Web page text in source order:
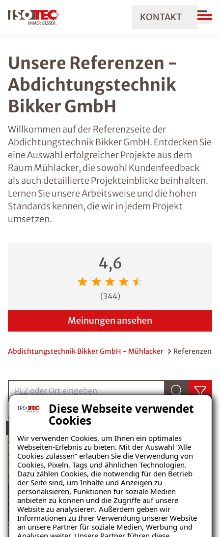
Diese Webseite verwendet
Cookies
Wir verwenden Cookies, um Ihnen ein optimales
Webseiten-Erlebnis zu bieten. Mit der Auswahl “Alle
Cookies zulassen” erlauben Sie die Verwendung von
Cookies, Pixeln, Tags und ähnlichen Technologien.
Dazu zählen Cookies, die notwendig für den Betrieb
der Seite sind, um Inhalte und Anzeigen zu
personalisieren, Funktionen für soziale Medien
anbieten zu können und die Zugriffe auf unsere
Website zu analysieren. Außerdem geben wir
Informationen zu Ihrer Verwendung unserer Website
an unsere Partner für soziale Medien, Werbung und
KONTAKT
Unsere Referenzen -
Abdichtungstechnik
Bikker GmbH
Willkommen auf der Referenzseite der
Abdichtungstechnik Bikker GmbH. Entdecken Sie
eine Auswahl erfolgreicher Projekte aus dem
Raum Mühlacker, die sowohl Kundenfeedback
als auch detaillierte Projekteinblicke beinhalten.
Lernen Sie unsere Arbeitsweise und die hohen
Standards kennen, die wir in jedem Projekt
umsetzen.
4,6
(344)
Meinungen ansehen
Abdichtungstechnik Bikker GmbH - Mühlacker Referenzen
PLZ oder Ort eingebenPLZ oder Ort eingeben